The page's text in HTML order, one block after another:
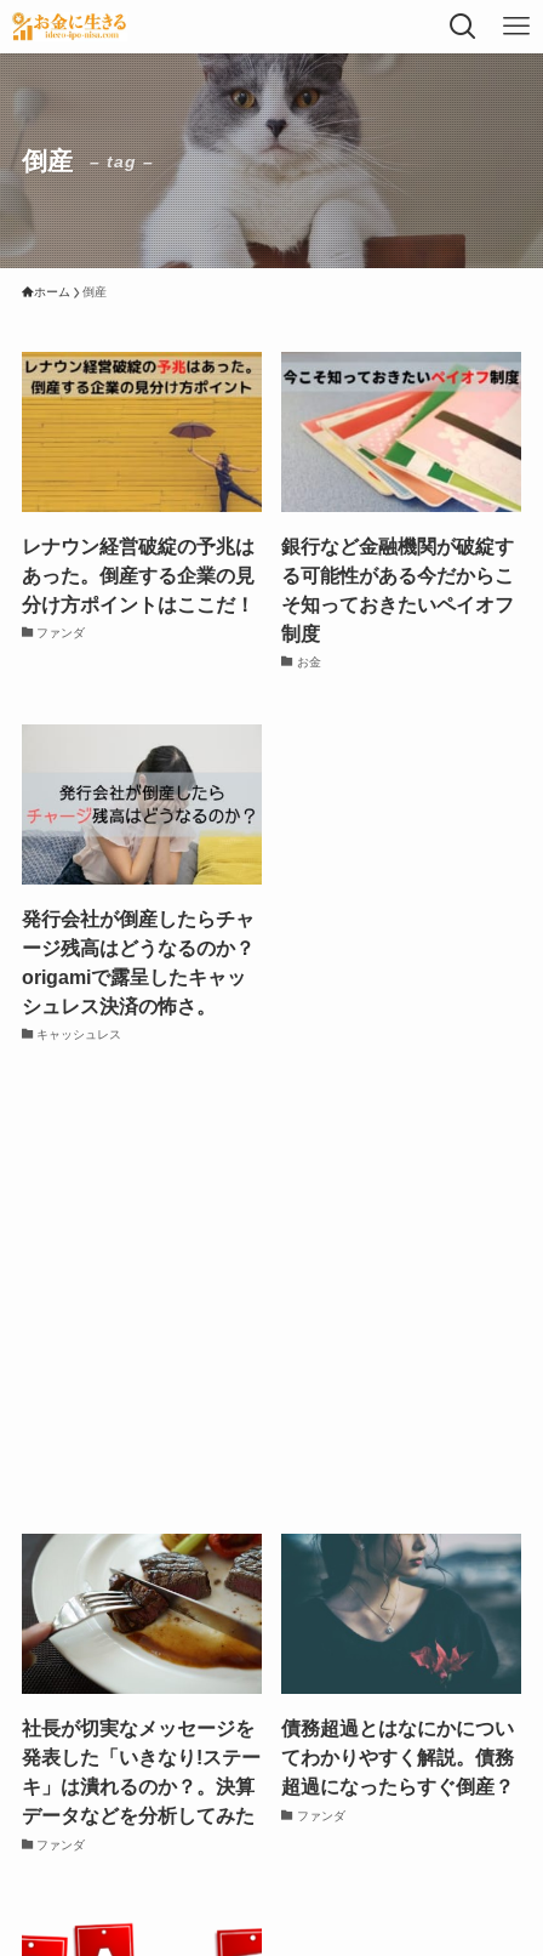
倒産 – tag –
ホーム 倒産
レナウン経営破綻の予兆は
あった。倒産する企業の見
分け方ポイントはここだ！
ファンダ
銀行など金融機関が破綻す
る可能性がある今だからこ
そ知っておきたいペイオフ
制度
お金
発行会社が倒産したらチャ
ージ残高はどうなるのか？
origamiで露呈したキャッ
シュレス決済の怖さ。
キャッシュレス
社長が切実なメッセージを
発表した「いきなり!ステー
キ」は潰れるのか？。決算
データなどを分析してみた
ファンダ
債務超過とはなにかについ
てわかりやすく解説。債務
超過になったらすぐ倒産？
ファンダ